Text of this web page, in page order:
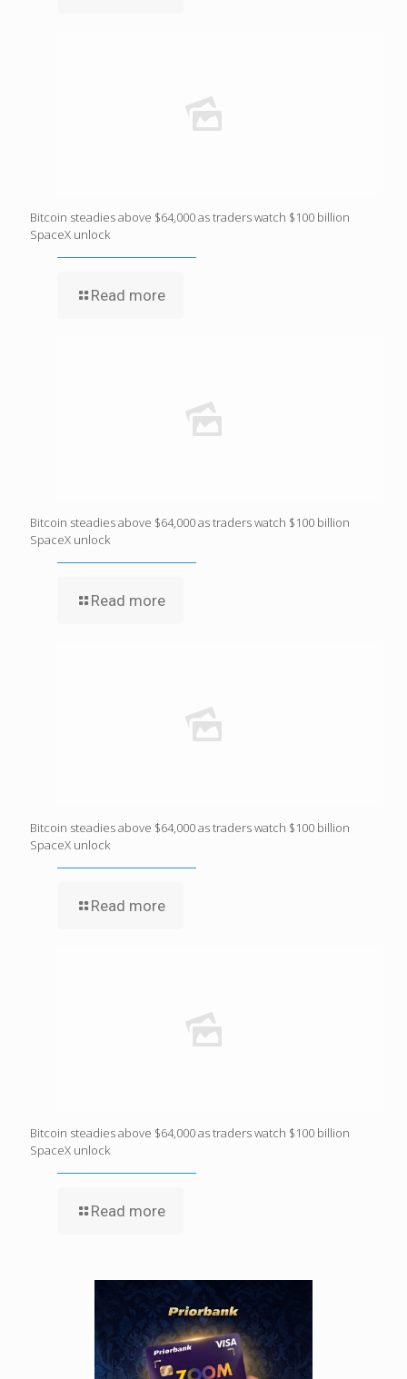
Bitcoin steadies above $64,000 as traders watch $100 billion
SpaceX unlock
Read more
Bitcoin steadies above $64,000 as traders watch $100 billion
SpaceX unlock
Read more
Bitcoin steadies above $64,000 as traders watch $100 billion
SpaceX unlock
Read more
Bitcoin steadies above $64,000 as traders watch $100 billion
SpaceX unlock
Read more